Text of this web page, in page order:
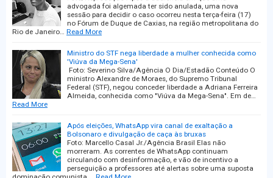
advogada foi algemada ter sido anulada, uma nova
sessão para decidir o caso ocorreu nesta terça-feira (17)
no Fórum de Duque de Caxias, na região metropolitana do
Rio de Janeiro… Read More
Ministro do STF nega liberdade a mulher conhecida como
'Viúva da Mega-Sena'
Foto: Severino Silva/Agência O Dia/Estadão Conteúdo O
ministro Alexandre de Moraes, do Supremo Tribunal
Federal (STF), negou conceder liberdade a Adriana Ferreira
Almeida, conhecida como "Viúva da Mega-Sena". Em de…
Read More
Após eleições, WhatsApp vira canal de exaltação a
Bolsonaro e divulgação de caça às bruxas
Foto: Marcello Casal Jr./Agência Brasil Elas não
morreram. As correntes de WhatsApp continuam
circulando com desinformação, e vão de incentivo a
perseguição a professores até alertas sobre uma suposta